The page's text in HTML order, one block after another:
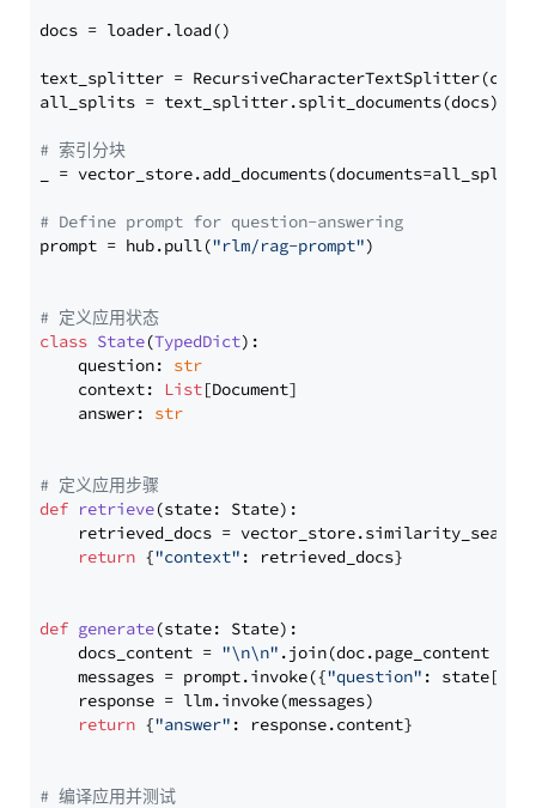
docs = loader.load()
text_splitter =
all_splits = text_splitter.split_documents(docs)
# 索引分块
_ = vector_store.add_documents(documents=all_splits)
# Define prompt for question-answering
prompt = hub.pull("rlm/rag-prompt")
# 定义应用状态
class State(TypedDict):
    question:
str
    context:
List[Document]
    answer:
str
# 定义应用步骤
def retrieve(state: State):
retrieved_docs =
return {"context" : retrieved_docs}
def generate(state: State):
    docs_content =
"\n\n" .join(doc.page_content
    messages = prompt.invoke({
"question" : state[
    response = llm.invoke(messages)
return {"answer" : response.content}
# 编译应用并测试